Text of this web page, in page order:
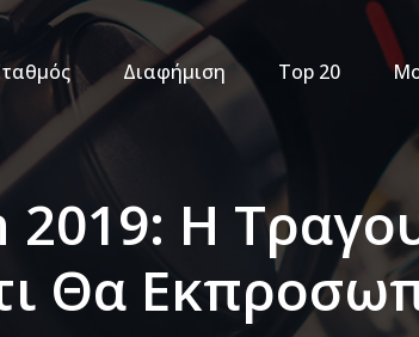
Διαφήμιση Top 20
Η
Θα